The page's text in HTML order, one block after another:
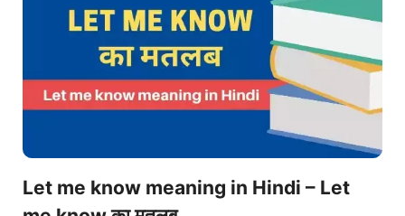
Let me know meaning in Hindi – Let